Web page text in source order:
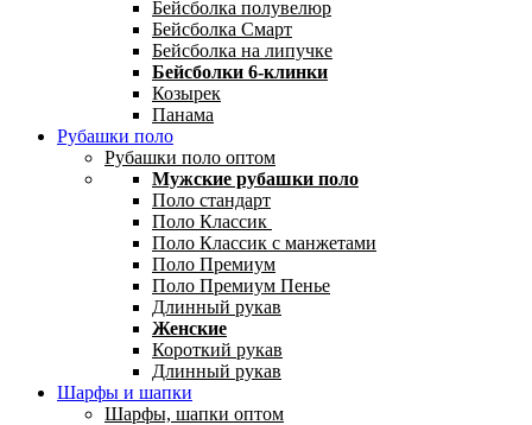
Бейсболка полувелюр
Бейсболка Смарт
Бейсболка на липучке
Бейсболки 6-клинки
Козырек
Панама
Рубашки поло
Рубашки поло оптом
Мужские рубашки поло
Поло стандарт
Поло Классик
Поло Классик с манжетами
Поло Премиум
Поло Премиум Пенье
Длинный рукав
Женские
Короткий рукав
Длинный рукав
Шарфы и шапки
Шарфы, шапки оптом